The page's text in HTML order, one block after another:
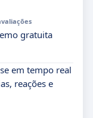
gratuita
em tempo real
reações e